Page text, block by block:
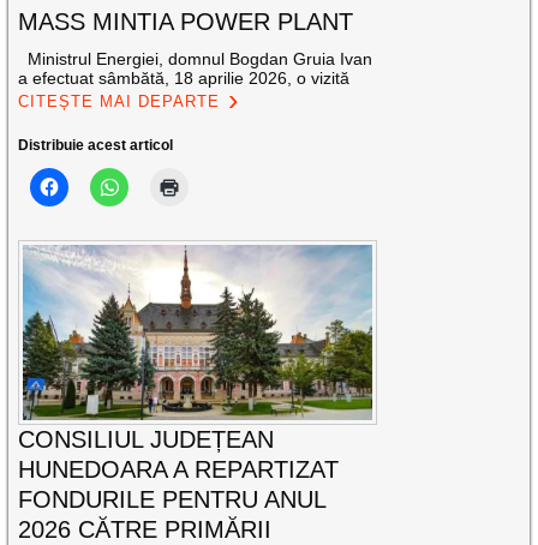
MASS MINTIA POWER PLANT
Ministrul Energiei, domnul Bogdan Gruia Ivan
a efectuat sâmbătă, 18 aprilie 2026, o vizită
CITEȘTE MAI DEPARTE
Distribuie acest articol
CONSILIUL JUDEȚEAN
HUNEDOARA A REPARTIZAT
FONDURILE PENTRU ANUL
2026 CĂTRE PRIMĂRII